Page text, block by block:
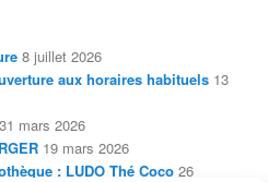
8 juillet 2026
aux horaires habituels 13
31 mars 2026
19 mars 2026
: LUDO Thé Coco 26